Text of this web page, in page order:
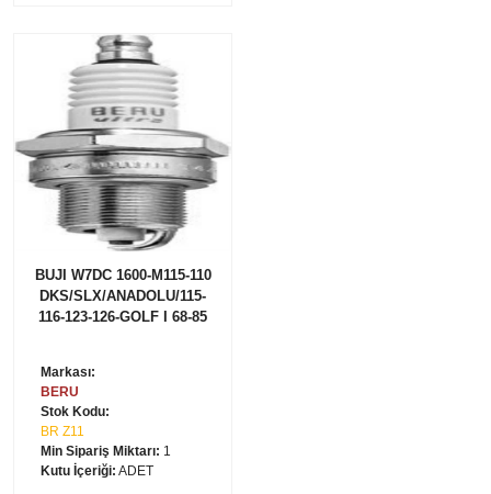
BUJI W7DC 1600-M115-110
DKS/SLX/ANADOLU/115-
116-123-126-GOLF I 68-85
Markası:
BERU
Stok Kodu:
BR Z11
Min Sipariş Miktarı: 1
Kutu İçeriği: ADET